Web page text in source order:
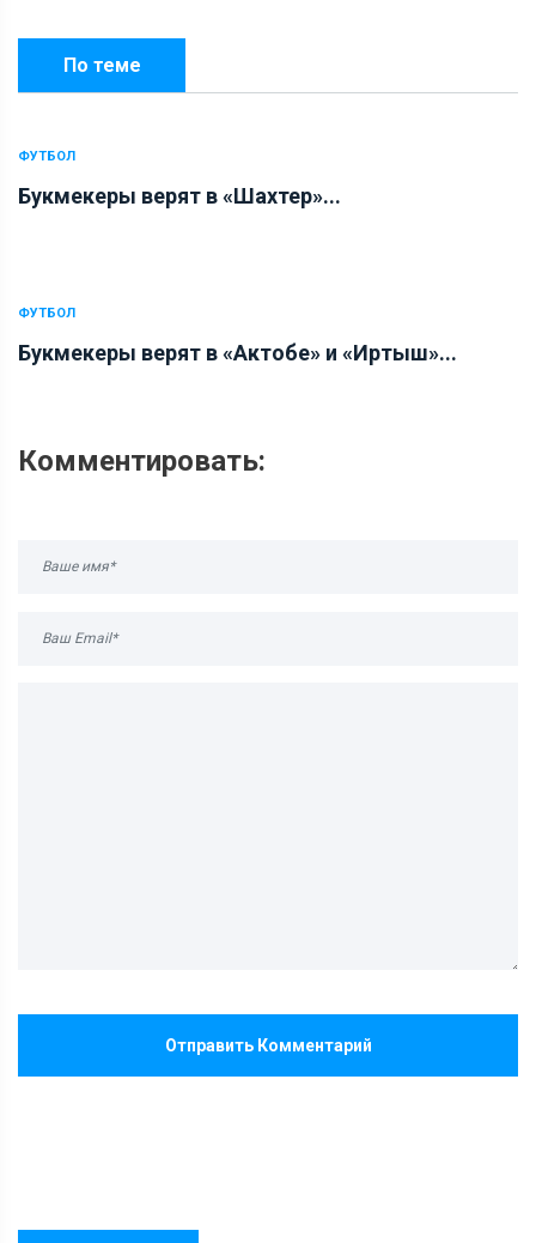
По теме
ФУТБОЛ
Букмекеры верят в «Шахтер»...
ФУТБОЛ
Букмекеры верят в «Актобе» и «Иртыш»...
Комментировать:
Отправить Комментарий